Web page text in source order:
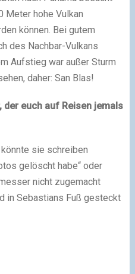
Meter hohe Vulkan
können. Bei gutem
des Nachbar-Vulkans
Aufstieg war außer Sturm
daher: San Blas!
der euch auf Reisen jemals
sie schreiben
gelöscht habe“ oder
nicht zugemacht
in Sebastians Fuß gesteckt